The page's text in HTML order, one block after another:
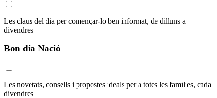
Les claus del dia per començar-lo ben informat, de dilluns a
divendres
Bon dia Nació
Les novetats, consells i propostes ideals per a totes les famílies, cada
divendres